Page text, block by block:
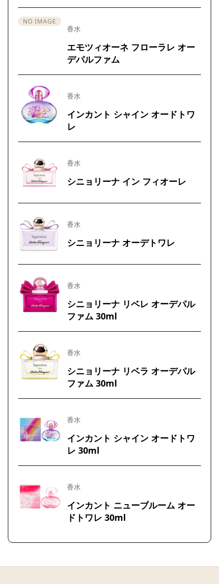
NO IMAGE
香水
エモツィオーネ フローラレ オー
デパルファム
香水
インカント シャイン オードトワ
レ
香水
シニョリーナ イン フィオーレ
香水
シニョリーナ オーデトワレ
香水
シニョリーナ リベレ オーデパル
ファム 30ml
香水
シニョリーナ リベラ オーデパル
ファム 30ml
香水
インカント シャイン オードトワ
レ 30ml
香水
インカント ニューブルーム オー
ドトワレ 30ml